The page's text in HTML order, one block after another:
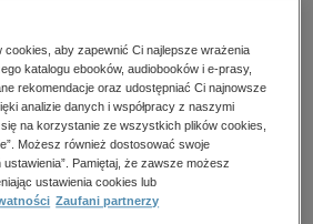
wnętrz
gospodarka
Juszka
aby zapewnić Ci najlepsze wrażenia
katalogu ebooków, audiobooków i e-prasy,
rekomendacje oraz udostępniać Ci najnowsze
analizie danych i współpracy z naszymi
na korzystanie ze wszystkich plików cookies,
Możesz również dostosować swoje
Pamiętaj, że zawsze możesz
ustawienia cookies lub
Zaufani partnerzy